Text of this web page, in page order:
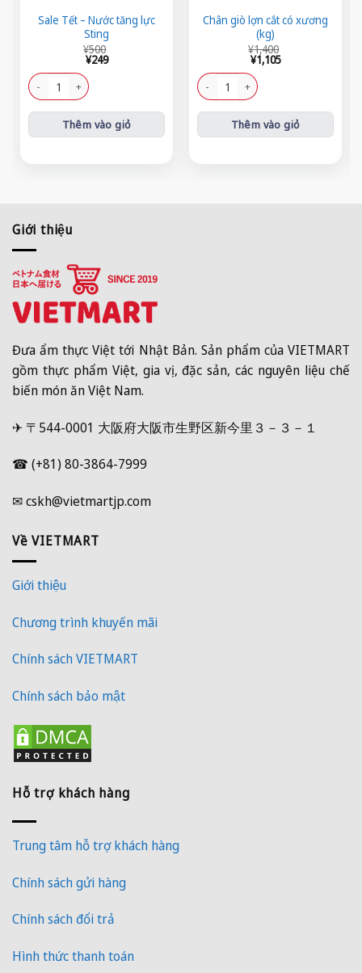
Sale Tết – Nước tăng lực
Sting
¥500
¥500.
¥249
tại
là:
¥249.
Sale Tết - Nước tăng lực Sting số lượng
Thêm vào giỏ
Chân giò lợn cắt có xương
(kg)
¥1,400
¥1,400.
¥1,105
tại
là:
¥1,105.
Chân giò lợn cắt có xương (kg) số
Thêm vào giỏ
Giới thiệu
Đưa ẩm thực Việt tới Nhật Bản. Sản phẩm của VIETMART
gồm thực phẩm Việt, gia vị, đặc sản, các nguyên liệu chế
biến món ăn Việt Nam.
✈ 〒544-0001 大阪府大阪市生野区新今里３－３－１
☎ (+81) 80-3864-7999
✉ cskh@vietmartjp.com
Về VIETMART
Giới thiệu
Chương trình khuyến mãi
Chính sách VIETMART
Chính sách bảo mật
Hỗ trợ khách hàng
Trung tâm hỗ trợ khách hàng
Chính sách gửi hàng
Chính sách đổi trả
Hình thức thanh toán